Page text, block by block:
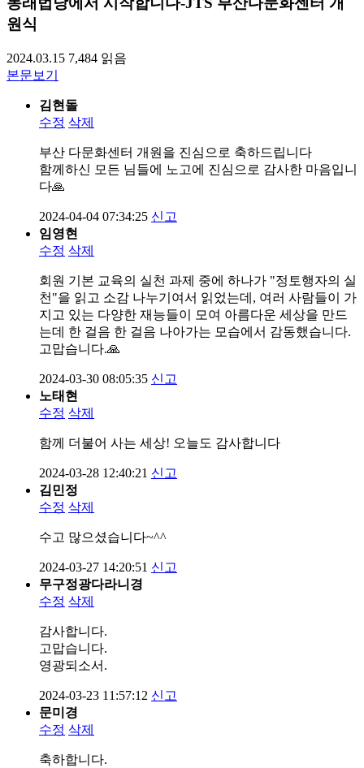
원식
2024.03.15 7,484 읽음
본문보기
김현돌
수정 삭제
부산 다문화센터 개원을 진심으로 축하드립니다
함께하신 모든 님들에 노고에 진심으로 감사한 마음입니
다🙏
2024-04-04 07:34:25 신고
임영현
수정 삭제
회원 기본 교육의 실천 과제 중에 하나가 "정토행자의 실
천"을 읽고 소감 나누기여서 읽었는데, 여러 사람들이 가
지고 있는 다양한 재능들이 모여 아름다운 세상을 만드
는데 한 걸음 한 걸음 나아가는 모습에서 감동했습니다.
고맙습니다.🙏
2024-03-30 08:05:35 신고
노태현
수정 삭제
함께 더불어 사는 세상! 오늘도 감사합니다
2024-03-28 12:40:21 신고
김민정
수정 삭제
수고 많으셨습니다~^^
2024-03-27 14:20:51 신고
무구정광다라니경
수정 삭제
감사합니다.
고맙습니다.
영광되소서.
2024-03-23 11:57:12 신고
문미경
수정 삭제
축하합니다.